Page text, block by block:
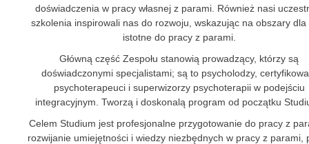
doświadczenia w pracy własnej z parami. Również nasi
szkolenia inspirowali nas do rozwoju, wskazując na obszary dla
istotne do pracy z parami.
Główną część Zespołu stanowią prowadzący, którzy są
doświadczonymi specjalistami; są to psycholodzy,
psychoterapeuci i superwizorzy psychoterapii w podejściu
integracyjnym. Tworzą i doskonalą program od początku
Celem Studium jest profesjonalne przygotowanie do pracy z
rozwijanie umiejętności i wiedzy niezbędnych w pracy z parami,